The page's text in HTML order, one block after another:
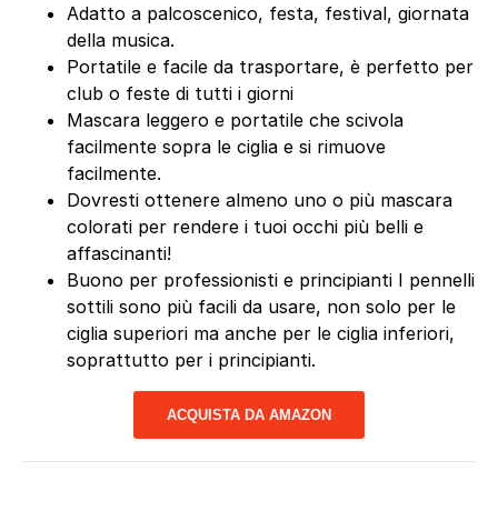
Adatto a palcoscenico, festa, festival, giornata
della musica.
Portatile e facile da trasportare, è perfetto per
club o feste di tutti i giorni
Mascara leggero e portatile che scivola
facilmente sopra le ciglia e si rimuove
facilmente.
Dovresti ottenere almeno uno o più mascara
colorati per rendere i tuoi occhi più belli e
affascinanti!
Buono per professionisti e principianti I pennelli
sottili sono più facili da usare, non solo per le
ciglia superiori ma anche per le ciglia inferiori,
soprattutto per i principianti.
ACQUISTA DA AMAZON